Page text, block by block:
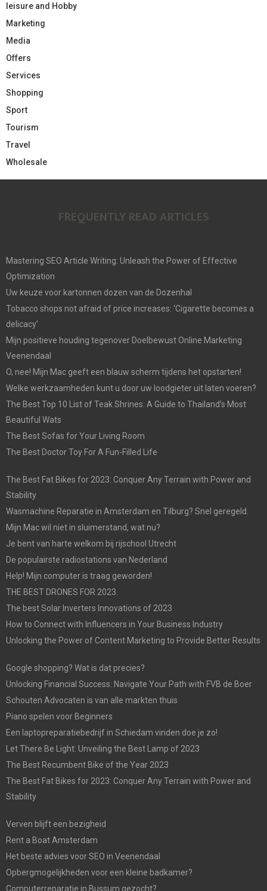
leisure and Hobby
Marketing
Media
Offers
Services
Shopping
Sport
Tourism
Travel
Wholesale
FREQUENTLY READ ARTICLES
Mastering SEO Article Writing: Unleash the Power of Effective
Optimization
Uw keuze voor kartonnen dozen van de Dozenhal
Tobacco shops not afraid of price increases: ‘Cigarette becomes a
delicacy’
Mijn positieve houding tegenover Doelbewust Online Marketing
Veenendaal
O, nee! Mijn Mac geeft een blauw scherm tijdens het opstarten!
Welke werkzaamheden kunt u door uw loodgieter uit laten voeren?
The Best Top 10 List of Teak Shrines: A Guide to Thailand’s Most
Beautiful Wats
The Best Sofas for Your Living Room
The Best Doctor Toy For A Fun-Filled Life
The Best Fat Bikes for 2023: Conquer Any Terrain with Power and
Stability
Wasmachine Reparatie in Amsterdam en Tilburg? Snel geregeld.
Mijn Mac wil niet in sluimerstand, wat nu?
Je bent van harte welkom bij rijschool Utrecht
De populairste radiostations van Nederland
Help! Mijn computer is traag geworden!
THE BEST DRONES FOR 2023.
The best Solar Inverters Innovations of 2023
How to Connect with Influencers in Your Business Industry
Unlocking the Power of Content Marketing to Provide Better Results
Google shopping? Wat is dat precies?
Unlocking Financial Success: Navigate Your Path with FVB de Boer
Schouten Advocaten is van alle markten thuis
Piano spelen voor Beginners
Een laptopreparatiebedrijf in Schiedam vinden doe je zo!
Let There Be Light: Unveiling the Best Lamp of 2023
The Best Recumbent Bike of the Year 2023
The Best Fat Bikes for 2023: Conquer Any Terrain with Power and
Stability
Verven blijft een bezigheid
Rent a Boat Amsterdam
Het beste advies voor SEO in Veenendaal
Opbergmogelijkheden voor een kleine badkamer?
Computerreparatie in Bussum gezocht?